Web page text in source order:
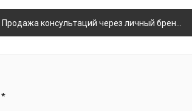
Продажа консультаций через личный бренд
*